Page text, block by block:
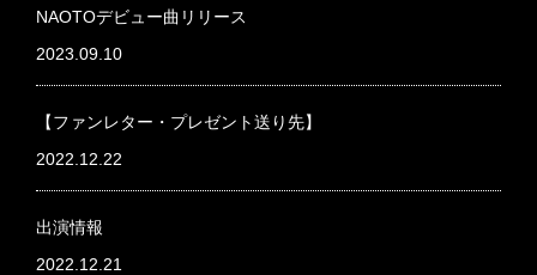
NAOTOデビュー曲リリース
2023.09.10
【ファンレター・プレゼント送り先】
2022.12.22
出演情報
2022.12.21